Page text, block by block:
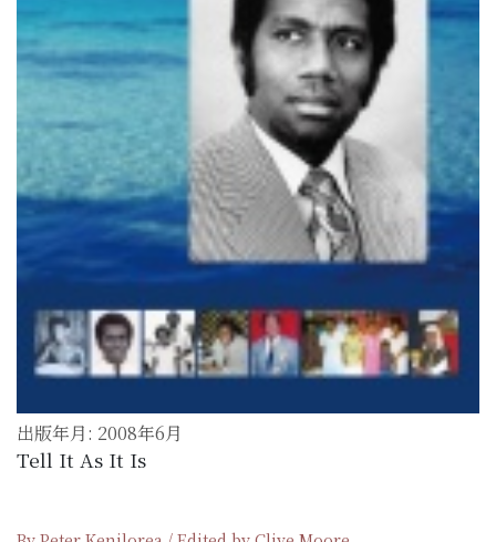
出版年月: 2008年6月
Tell It As It Is